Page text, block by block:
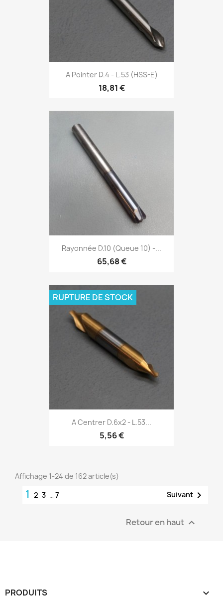
A Pointer D.4 - L.53 (HSS-E)
18,81 €
Rayonnée D.10 (Queue 10) -...
65,68 €
A Centrer D.6x2 - L.53...
5,56 €
RUPTURE DE STOCK
Affichage 1-24 de 162 article(s)
1 2 3 … 7 Suivant 
Retour en haut 
PRODUITS 